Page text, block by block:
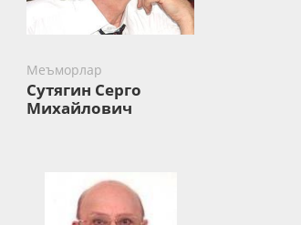
Меъморлар
Сутягин Серго
Михайлович